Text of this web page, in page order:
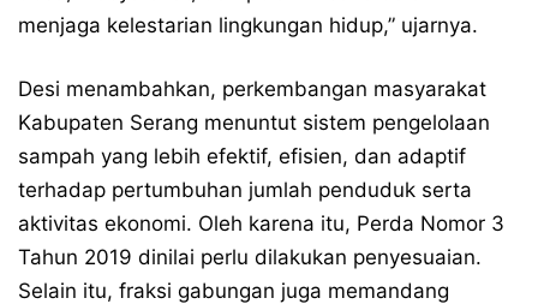
menjaga kelestarian lingkungan hidup,” ujarnya.
Desi menambahkan, perkembangan masyarakat
Kabupaten Serang menuntut sistem pengelolaan
sampah yang lebih efektif, efisien, dan adaptif
terhadap pertumbuhan jumlah penduduk serta
aktivitas ekonomi. Oleh karena itu, Perda Nomor 3
Tahun 2019 dinilai perlu dilakukan penyesuaian.
Selain itu, fraksi gabungan juga memandang